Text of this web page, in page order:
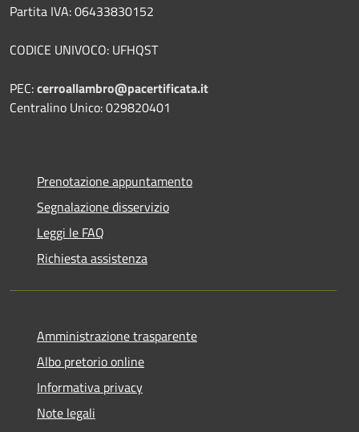
Partita IVA: 06433830152
CODICE UNIVOCO: UFHQST
PEC:cerroallambro@pacertificata.it
Centralino Unico: 029820401
Prenotazione appuntamento
Segnalazione disservizio
Leggi le FAQ
Richiesta assistenza
Amministrazione trasparente
Albo pretorio online
Informativa privacy
Note legali